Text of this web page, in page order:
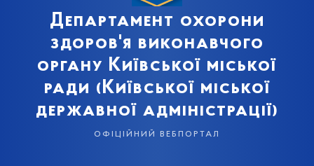
Департамент охорони
здоров'я виконавчого
органу Київської міської
ради (Київської міської
державної адміністрації)
офіційний вебпортал